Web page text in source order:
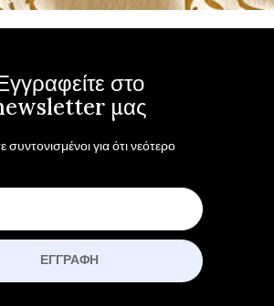
στο
μας
συντονισμένοι για ότι νεότερο
ΕΓΓΡΑΦΉ